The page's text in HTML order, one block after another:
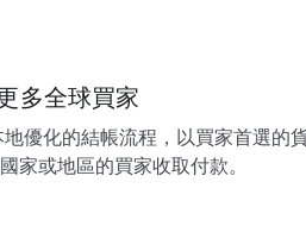
多全球買家
優化的結帳流程，以買家首選的
家或地區的買家收取付款。